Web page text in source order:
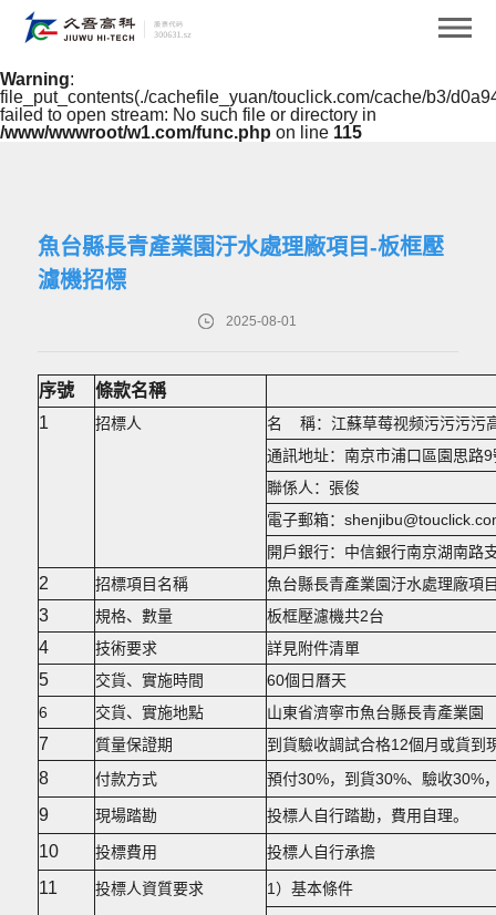
Warning: mkdir(): No space left on device in
/www/wwwroot/w1.com/func.php
Warning:
file_put_contents(./cachefile_yuan/touclick.com/cache/b3/
failed to open stream: No such file or directory in
/www/wwwroot/w1.com/func.php on line 115
魚台縣長青產業園汙水處理廠項目-板框壓
濾機招標
2025-08-01
序號
條款名稱
1
招標人
名 稱：江蘇草莓视频污污污污
通訊地址：南京市浦口區園
聯係人：張俊 聯係電
電子郵箱：
開戶銀行：中信銀行南京湖南
2 招標項目名稱 魚台縣長青產業園汙水處理廠項
3 規格、數量 板框壓濾機共2台
4 技術要求 詳見附件清單
5 交貨、實施時間
60個日曆天
6
交貨、實施地點 山東省濟寧市魚台縣長青產業園
7 質量保證期 到貨驗收調試合格12個月或貨到
8 付款方式 預付30%，到貨30%、驗收30%
9 現場踏勘 投標人自行踏勘，費用自理。
10 投標費用 投標人自行承擔
11 投標人資質要求 1）基本條件